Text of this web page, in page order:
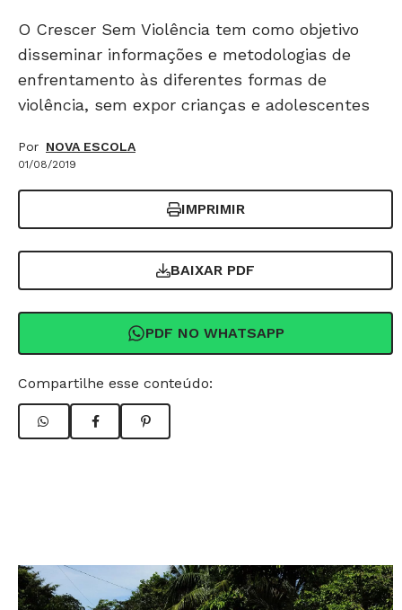
O Crescer Sem Violência tem como objetivo
disseminar informações e metodologias de
enfrentamento às diferentes formas de
violência, sem expor crianças e adolescentes
Por NOVA ESCOLA
01/08/2019
IMPRIMIR
BAIXAR PDF
PDF NO WHATSAPP
Compartilhe esse conteúdo: